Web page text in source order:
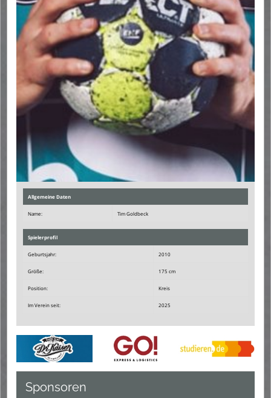
Allgemeine Daten
Name: Tim Goldbeck
Spielerprofil
Geburtsjahr: 2010
Größe: 175 cm
Position: Kreis
Im Verein seit: 2025
Sponsoren